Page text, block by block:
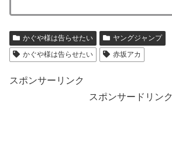
かぐや様は告らせたい
ヤングジャンプ
かぐや様は告らせたい
赤坂アカ
スポンサーリンク
スポンサードリンク